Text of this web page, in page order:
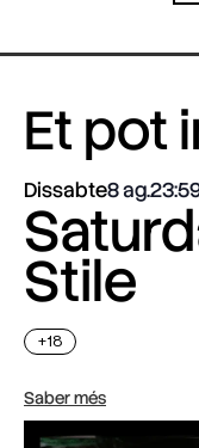
Et pot
Dissabte8 ag.
Stile
+18
Saber més